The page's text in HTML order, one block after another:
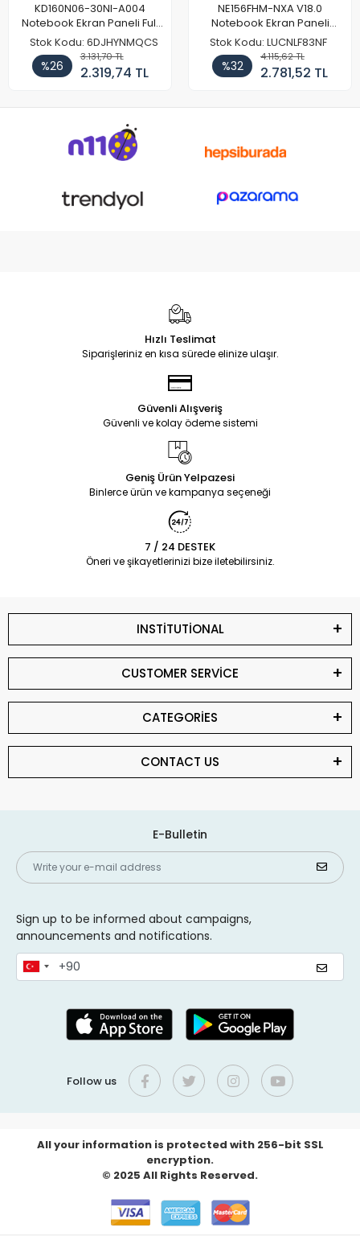
KD160N06-30NI-A004
Notebook Ekran Paneli Full
HD
Stok Kodu: 6DJHYNMQCS
%26
3.131,70 TL
2.319,74 TL
NE156FHM-NXA V18.0
Notebook Ekran Paneli
144Hz
Stok Kodu: LUCNLF83NF
%32
4.115,62 TL
2.781,52 TL
Hızlı Teslimat
Siparişleriniz en kısa sürede elinize ulaşır.
Güvenli Alışveriş
Güvenli ve kolay ödeme sistemi
Geniş Ürün Yelpazesi
Binlerce ürün ve kampanya seçeneği
7 / 24 DESTEK
Öneri ve şikayetlerinizi bize iletebilirsiniz.
INSTİTUTİONAL
CUSTOMER SERVİCE
CATEGORİES
CONTACT US
E-Bulletin
Sign up to be informed about campaigns,
announcements and notifications.
Follow us
All your information is protected with 256-bit SSL
encryption.
© 2025 All Rights Reserved.